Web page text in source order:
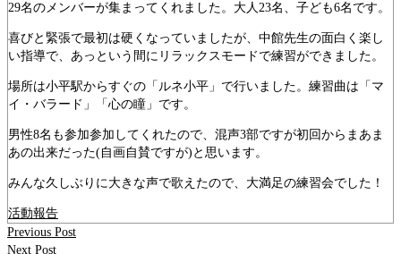
29名のメンバーが集まってくれました。大人23名、子ども6名です。
喜びと緊張で最初は硬くなっていましたが、中館先生の面白く楽し
い指導で、あっという間にリラックスモードで練習ができました。
場所は小平駅からすぐの「ルネ小平」で行いました。練習曲は「マ
イ・バラード」「心の瞳」です。
男性8名も参加参加してくれたので、混声3部ですが初回からまあま
あの出来だった(自画自賛ですが)と思います。
みんな久しぶりに大きな声で歌えたので、大満足の練習会でした！
活動報告
Previous Post
Next Post